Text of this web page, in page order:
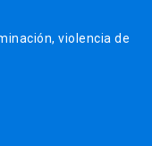
violencia de